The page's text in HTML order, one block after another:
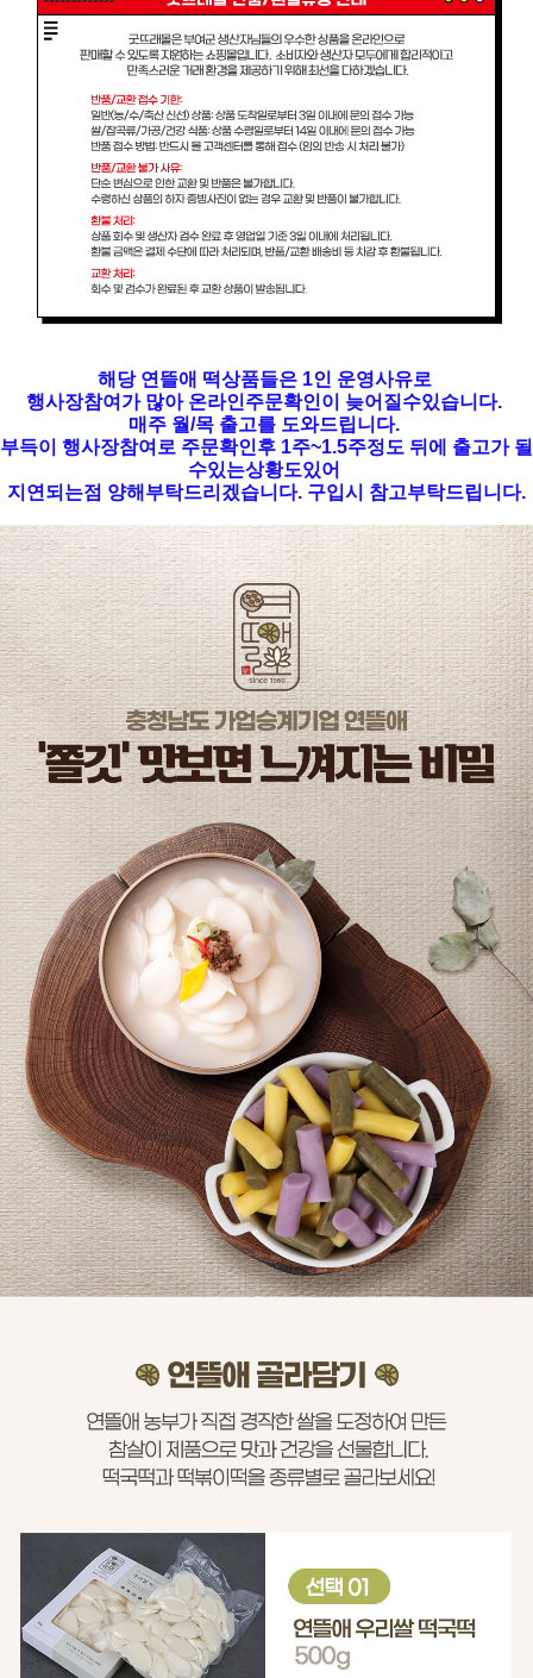
해당 연뜰애 떡상품들은 1인 운영사유로
행사장참여가 많아 온라인주문확인이 늦어질수있습니다.
매주 월/목 출고를 도와드립니다.
부득이 행사장참여로 주문확인후 1주~1.5주정도 뒤에 출고가 될
수있는상황도있어
지연되는점 양해부탁드리겠습니다. 구입시 참고부탁드립니다.